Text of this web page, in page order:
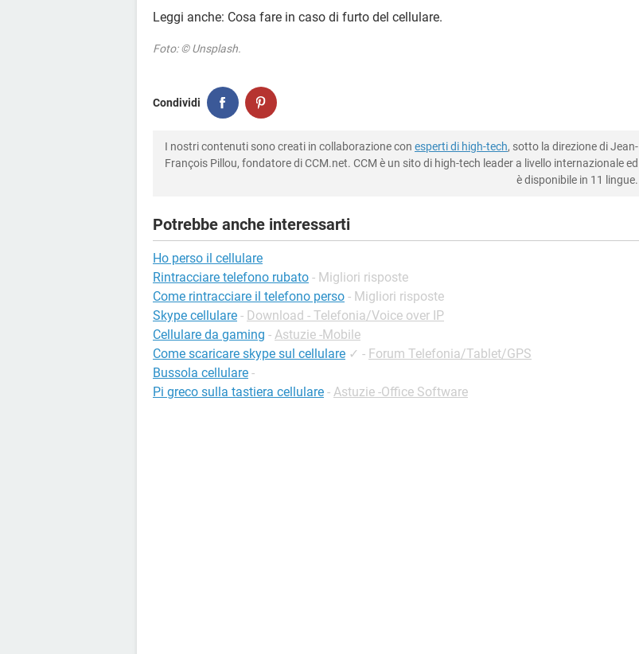
Leggi anche: Cosa fare in caso di furto del cellulare.
Foto: © Unsplash.
Condividi
I nostri contenuti sono creati in collaborazione con esperti di high-tech, sotto la direzione di Jean-
François Pillou, fondatore di CCM.net. CCM è un sito di high-tech leader a livello internazionale ed
è disponibile in 11 lingue.
Potrebbe anche interessarti
Ho perso il cellulare
Rintracciare telefono rubato - Migliori risposte
Come rintracciare il telefono perso - Migliori risposte
Skype cellulare - Download - Telefonia/Voice over IP
Cellulare da gaming - Astuzie -Mobile
Come scaricare skype sul cellulare ✓ - Forum Telefonia/Tablet/GPS
Bussola cellulare -
Pi greco sulla tastiera cellulare - Astuzie -Office Software